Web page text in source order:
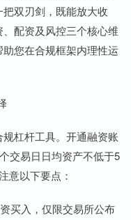
双刃剑，既能放大收
配资及风控三个核心维
您在合规框架内理性运
杠杆工具。开通融资账
交易日日均资产不低于5
意以下要点：
买入，仅限交易所公布